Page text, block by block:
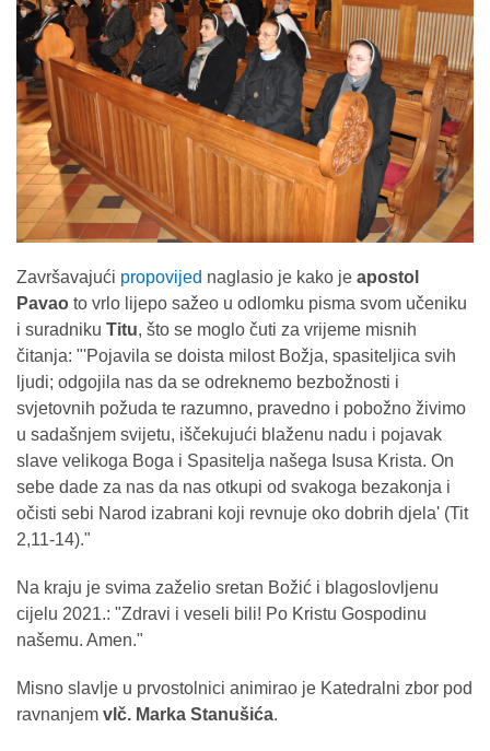
Završavajući propovijed naglasio je kako je apostol
Pavao to vrlo lijepo sažeo u odlomku pisma svom učeniku
i suradniku Titu, što se moglo čuti za vrijeme misnih
čitanja: "'Pojavila se doista milost Božja, spasiteljica svih
ljudi; odgojila nas da se odreknemo bezbožnosti i
svjetovnih požuda te razumno, pravedno i pobožno živimo
u sadašnjem svijetu, iščekujući blaženu nadu i pojavak
slave velikoga Boga i Spasitelja našega Isusa Krista. On
sebe dade za nas da nas otkupi od svakoga bezakonja i
očisti sebi Narod izabrani koji revnuje oko dobrih djela' (Tit
2,11-14)."
Na kraju je svima zaželio sretan Božić i blagoslovljenu
cijelu 2021.: "Zdravi i veseli bili! Po Kristu Gospodinu
našemu. Amen."
Misno slavlje u prvostolnici animirao je Katedralni zbor pod
ravnanjem vlč. Marka Stanušića.